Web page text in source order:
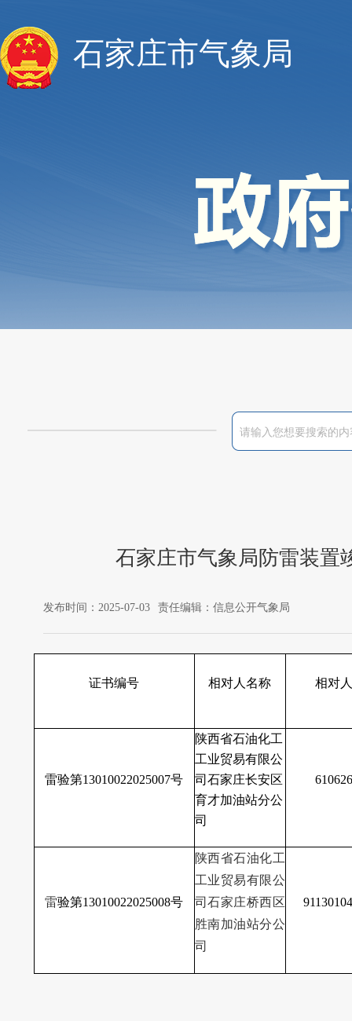
石家庄市气象局
石家庄市气象局防雷装置
发布时间：2025-07-03 责任编辑：信息公开气象局
证书编号 相对人名称 相对
雷验第13010022025007号
陕西省石油化工
工业贸易有限公
司石家庄长安区
育才加油站分公
司
雷验第13010022025008号
陕西省石油化工
工业贸易有限公
司石家庄桥西区
胜南加油站分公
司